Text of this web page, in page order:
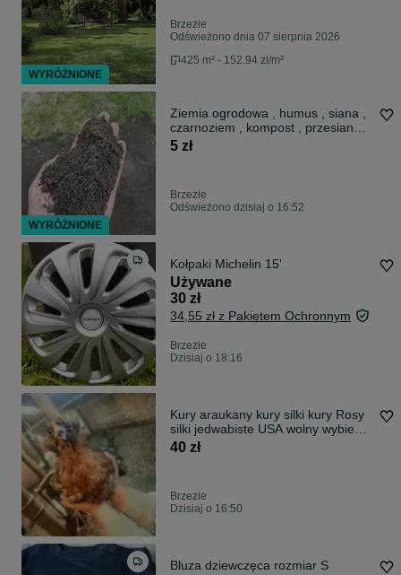
Brzezie
Odświeżono dnia 07 sierpnia 2026
425 m² - 152.94 zł/m²
Ziemia ogrodowa , humus , siana ,
czarnoziem , kompost , przesiana ,
do ogródka , piasek , ziemia
5 zł
Brzezie
Odświeżono dzisiaj o 16:52
Kołpaki Michelin 15'
Używane
30 zł
34,55 zł z Pakietem Ochronnym
Brzezie
Dzisiaj o 18:16
Kury araukany kury silki kury Rosy
silki jedwabiste USA wolny wybieg
wolnego wybiegu naturalne
40 zł
Brzezie
Dzisiaj o 16:50
Bluza dziewczęca rozmiar S
WYRÓŻNIONE
WYRÓŻNIONE